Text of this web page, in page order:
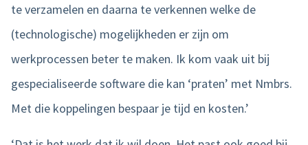
te verzamelen en daarna te verkennen welke de
(technologische) mogelijkheden er zijn om
werkprocessen beter te maken. Ik kom vaak uit bij
gespecialiseerde software die kan ‘praten’ met Nmbrs.
Met die koppelingen bespaar je tijd en kosten.’